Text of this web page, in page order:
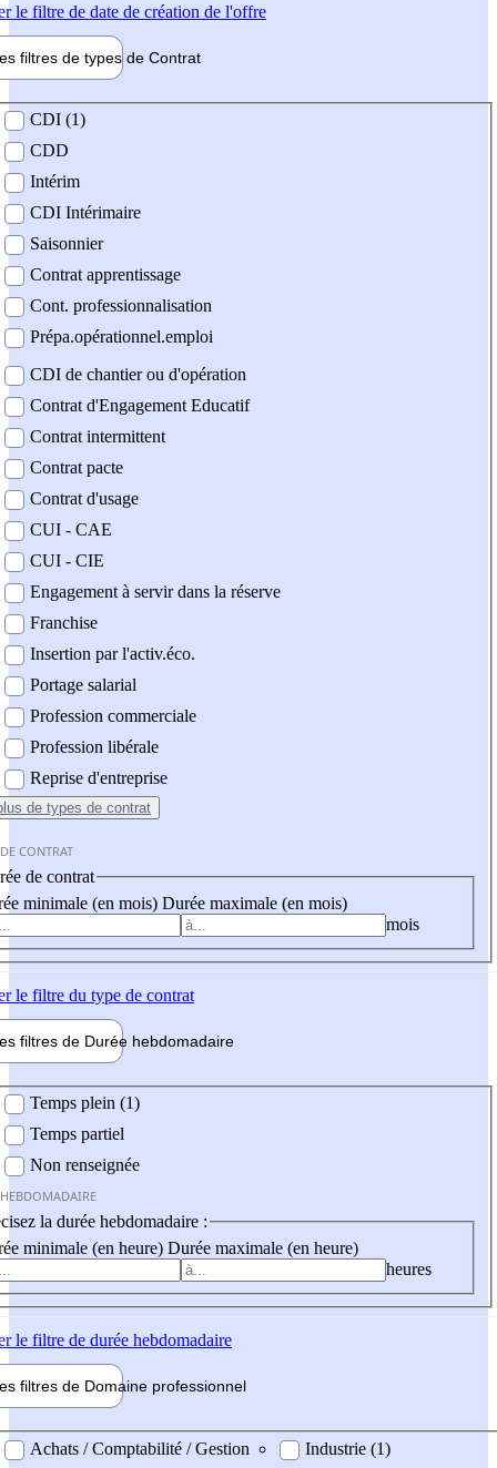
le filtre de date de création de l'offre
filtres de types de Contrat
contrat
CDI (1)
CDD
Intérim
CDI Intérimaire
Saisonnier
Contrat apprentissage
Cont. professionnalisation
Prépa.opérationnel.emploi
CDI de chantier ou d'opération
Contrat d'Engagement Educatif
Contrat intermittent
Contrat pacte
Contrat d'usage
CUI - CAE
CUI - CIE
Engagement à servir dans la réserve
Franchise
Insertion par l'activ.éco.
Portage salarial
Profession commerciale
Profession libérale
Reprise d'entreprise
de types de contrat
CONTRAT
de contrat
minimale (en mois) Durée maximale (en mois)
mois
le filtre du type de contrat
filtres de Durée hebdomadaire
Temps plein (1)
Temps partiel
Non renseignée
la durée hebdomadaire :
minimale (en heure) Durée maximale (en heure)
heures
le filtre de durée hebdomadaire
filtres de Domaine professionnel
professionel
Achats / Comptabilité / Gestion
Industrie (1)